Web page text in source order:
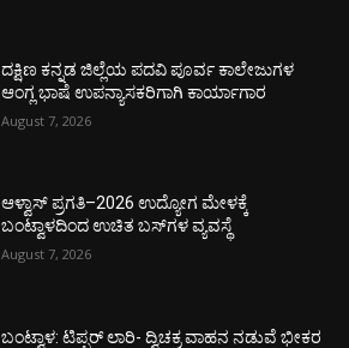
ದಕ್ಷಿಣ ಕನ್ನಡ ಜಿಲ್ಲೆಯ ಪದವಿ ಪೂರ್ವ ಕಾಲೇಜುಗಳ
ಆಂಗ್ಲ ಭಾಷೆ ಉಪನ್ಯಾಸಕರಿಗಾಗಿ ಕಾರ್ಯಾಗಾರ
August 7, 2026
ಆಳ್ವಾಸ್ ಪ್ರಗತಿ–2026 ಉದ್ಯೋಗ ಮೇಳಕ್ಕೆ
ಬಂಟ್ವಾಳದಿಂದ ಉಚಿತ ಬಸ್‌ಗಳ ವ್ಯವಸ್ಥೆ
August 7, 2026
ಬಂಟ್ವಾಳ: ಟಿಪ್ಪರ್ ಲಾರಿ- ದ್ವಿಚಕ್ರ ವಾಹನ ನಡುವೆ ಭೀಕರ